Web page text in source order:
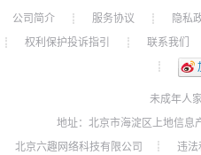
公司简介 ┊ 服务协议 ┊ 隐私
┊
权利保护投诉指引 ┊ 联系我们
┊
未成年人
地址：北京市海淀区上地信息
北京六趣网络科技有限公司
┊ 违